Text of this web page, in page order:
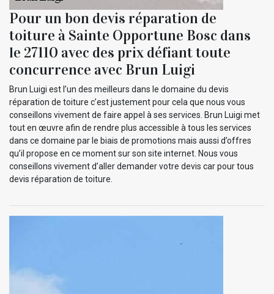
Pour un bon devis réparation de
toiture à Sainte Opportune Bosc dans
le 27110 avec des prix défiant toute
concurrence avec Brun Luigi
Brun Luigi est l’un des meilleurs dans le domaine du devis
réparation de toiture c’est justement pour cela que nous vous
conseillons vivement de faire appel à ses services. Brun Luigi met
tout en œuvre afin de rendre plus accessible à tous les services
dans ce domaine par le biais de promotions mais aussi d’offres
qu’il propose en ce moment sur son site internet. Nous vous
conseillons vivement d’aller demander votre devis car pour tous
devis réparation de toiture.